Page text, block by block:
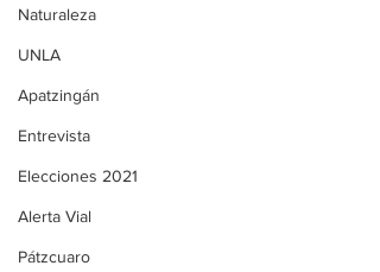
Naturaleza
UNLA
Apatzingán
Entrevista
Elecciones 2021
Alerta Vial
Pátzcuaro